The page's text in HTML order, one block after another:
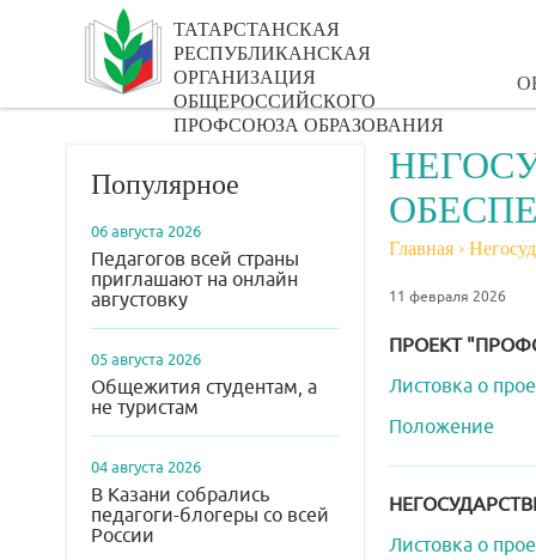
ТАТАРСТАНСКАЯ
РЕСПУБЛИКАНСКАЯ
ОРГАНИЗАЦИЯ
ОБЩЕРОССИЙСКОГО
ПРОФСОЮЗА ОБРАЗОВАНИЯ
Популярное
06 августа 2026
Педагогов всей страны
приглашают на онлайн
августовку
05 августа 2026
Общежития студентам, а
не туристам
04 августа 2026
В Казани собрались
педагоги-блогеры со всей
России
Главная ›
11 февраля 2026
ПРОЕКТ
Листовка о
Положение
Листовка о